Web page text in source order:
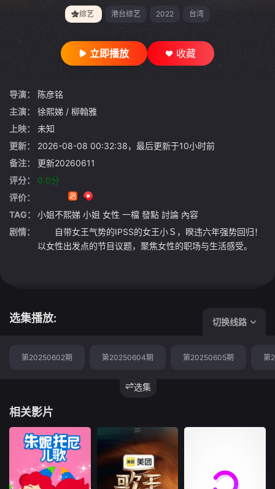
综艺 港台综艺 2022 台湾
立即播放 收藏
导演：
陈彦铭
主演：
徐熙娣 / 柳翰雅
上映：
未知
更新：
2026-08-08 00:32:38，最后更新于10小时前
备注：
更新20260611
评分：
0.0分
评价：
TAG：
小姐不熙娣 小姐 女性 一檔 發點 討論 內容
剧情：
自带女王气势的IPSS的女王小Ｓ，睽违六年强势回归！
以女性出发点的节目议题，聚焦女性的职场与生活感受。
选集播放: 切换线路
选集
第20250602期 第20250604期 第20250605期 第
相关影片